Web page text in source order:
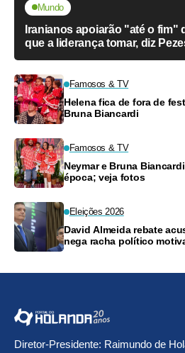
Mundo
Iranianos apoiarão "até o fim"
que a liderança tomar, diz
Famosos & TV
Helena fica de fora de
Bruna Biancardi
Famosos & TV
Neymar e Bruna
época; veja fotos
Eleições 2026
David Almeida rebate
nega racha político
Diretor-Presidente: Raimundo de